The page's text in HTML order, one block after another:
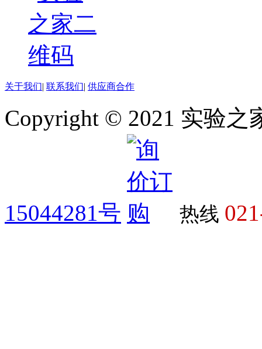
关于我们| 联系我们| 供应商合作
Copyright © 2021 实验之
15044281号 热线